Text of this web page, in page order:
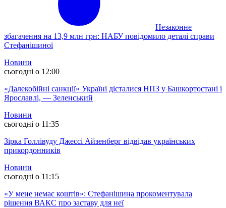
Незаконне
збагачення на 13,9 млн грн: НАБУ повідомило деталі справи
Стефанішиної
Новини
сьогодні о 12:00
«Далекобійні санкції» Україні дісталися НПЗ у Башкортостані і
Ярославлі, — Зеленський
Новини
сьогодні о 11:35
Зірка Голлівуду Джессі Айзенберг відвідав українських
прикордонників
Новини
сьогодні о 11:15
«У мене немає коштів»: Стефанішина прокоментувала
рішення ВАКС про заставу для неї